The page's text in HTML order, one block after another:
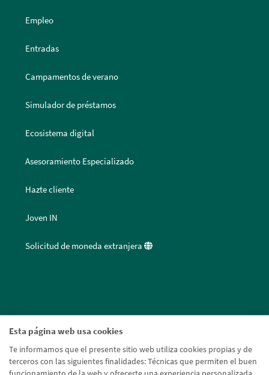
Esta página web usa cookies
Te informamos que el presente sitio web utiliza cookies propias y de
terceros con las siguientes finalidades: Técnicas que permiten el buen
Empleo
Entradas
Campamentos de verano
Simulador de préstamos
Ecosistema digital
Asesoramiento Especializado
Hazte cliente
Joven IN
Solicitud de moneda extranjera